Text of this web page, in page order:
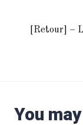
[Retour] –
You